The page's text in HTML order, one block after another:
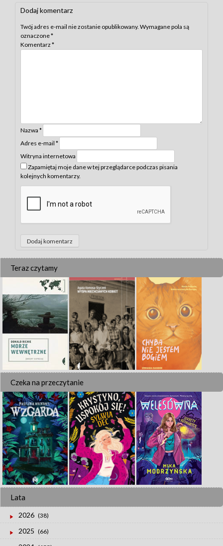
Dodaj komentarz
Twój adres e-mail nie zostanie opublikowany. Wymagane pola są
oznaczone*
Komentarz *
Nazwa *
Adres e-mail *
Witryna internetowa
Zapamiętaj moje dane w tej przeglądarce podczas pisania
kolejnych komentarzy.
Teraz czytamy
Czeka na przeczytanie
Lata
2026 (38)
2025 (66)